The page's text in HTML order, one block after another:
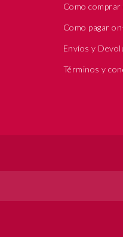
Como
Como pagar
Envíos y
Términos y